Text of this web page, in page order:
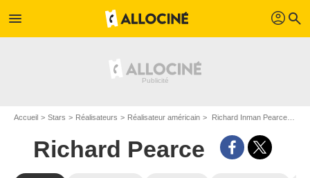
menu profil search
Accueil Stars Réalisateurs Réalisateur américain Richard Inman Pearce dit Richard Pearce
Richard Pearce